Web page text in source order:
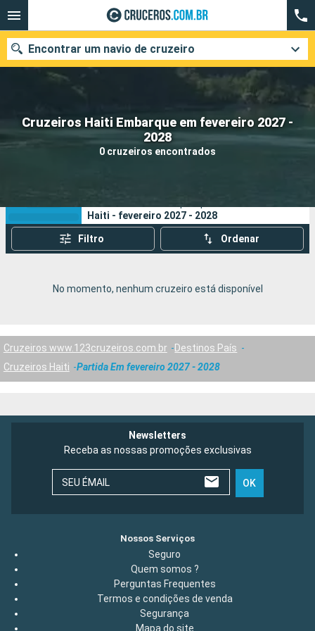
Cruzeiros Haiti Embarque em fevereiro 2027 -
2028
0 cruzeiros encontrados
Encontrar um navio de cruzeiro
Quando ir?
Data de partida
Pesquisar
Haiti - fevereiro 2027 - 2028
Filtro Ordenar
No momento, nenhum cruzeiro está disponível
Cruzeiros www.123cruzeiros.com.br
Destinos País
Cruzeiros Haiti
Partida Em fevereiro 2027 - 2028
Newsletters
Receba as nossas promoções exclusivas
SEU ÉMAIL OK
Nossos Serviços
Seguro
Quem somos ?
Perguntas Frequentes
Termos e condições de venda
Segurança
Mapa do site